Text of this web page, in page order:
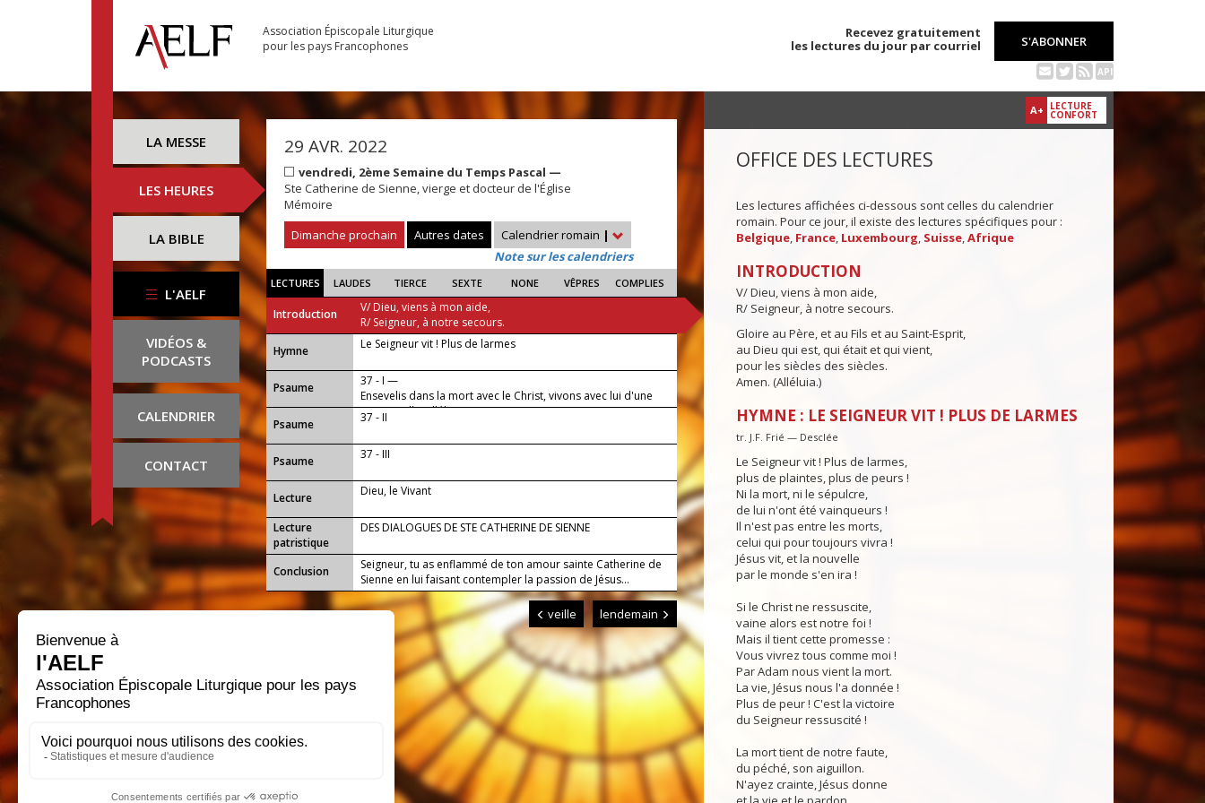
Association Épiscopale Liturgique
pour les pays Francophones
Recevez gratuitement
les lectures du jour par courriel
S'ABONNER
API
LA MESSE
LES HEURES
LA BIBLE
L'AELF
VIDÉOS &
PODCASTS
CALENDRIER
CONTACT
29 AVR. 2022
vendredi, 2ème Semaine du Temps Pascal —
Ste Catherine de Sienne, vierge et docteur de l'Église
Mémoire
Dimanche prochain
Autres dates Calendrier romain |
Note sur les calendriers
LECTURES LAUDES TIERCE SEXTE NONE VÊPRES COMPLIES
Introduction
V/ Dieu, viens à mon aide,
R/ Seigneur, à notre secours.
...
Hymne Le Seigneur vit ! Plus de larmes
Psaume
37 - I —
Ensevelis dans la mort avec le Christ, vivons avec lui d'une
vie nouvelle, alléluia.
Psaume
37 - II
Psaume 37 - III
Lecture Dieu, le Vivant
Lecture
patristique
DES DIALOGUES DE STE CATHERINE DE SIENNE
Conclusion
Seigneur, tu as enflammé de ton amour sainte Catherine de
Sienne en lui faisant contempler la passion de Jésus...
veille lendemain
A+ LECTURE
CONFORT
OFFICE DES LECTURES
Les lectures affichées ci-dessous sont celles du calendrier
romain. Pour ce jour, il existe des lectures spécifiques pour :
Belgique, France, Luxembourg, Suisse,Afrique
INTRODUCTION
V/ Dieu, viens à mon aide,
R/ Seigneur, à notre secours.
Gloire au Père, et au Fils et au Saint-Esprit,
au Dieu qui est, qui était et qui vient,
pour les siècles des siècles.
Amen. (Alléluia.)
HYMNE : LE SEIGNEUR VIT ! PLUS DE LARMES
tr. J.F. Frié — Desclée
Le Seigneur vit ! Plus de larmes,
plus de plaintes, plus de peurs !
Ni la mort, ni le sépulcre,
de lui n'ont été vainqueurs !
Il n'est pas entre les morts,
celui qui pour toujours vivra !
Jésus vit, et la nouvelle
par le monde s'en ira !
Si le Christ ne ressuscite,
vaine alors est notre foi !
Mais il tient cette promesse :
Vous vivrez tous comme moi !
Par Adam nous vient la mort.
La vie, Jésus nous l'a donnée !
Plus de peur ! C'est la victoire
du Seigneur ressuscité !
La mort tient de notre faute,
du péché, son aiguillon.
N'ayez crainte, Jésus donne